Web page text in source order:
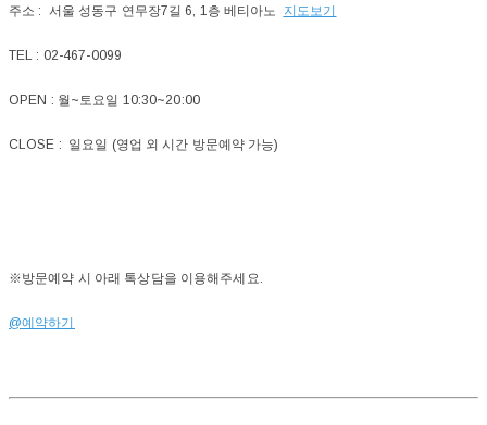
주소 : 서울 성동구 연무장7길 6, 1층 베티아노 지도보기
TEL : 02-467-0099
OPEN : 월~토요일 10:30~20:00
CLOSE : 일요일 (영업 외 시간 방문예약 가능)
※방문예약 시 아래 톡상담을 이용해주세요.
@예약하기